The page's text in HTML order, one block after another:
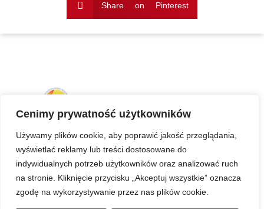
Cenimy prywatność użytkowników
Używamy plików cookie, aby poprawić jakość przeglądania,
wyświetlać reklamy lub treści dostosowane do
indywidualnych potrzeb użytkowników oraz analizować ruch
na stronie. Kliknięcie przycisku „Akceptuj wszystkie” oznacza
zgodę na wykorzystywanie przez nas plików cookie.
Share on Pinterest
Standardy Ochrony Małoletnich w duszpasterstwie